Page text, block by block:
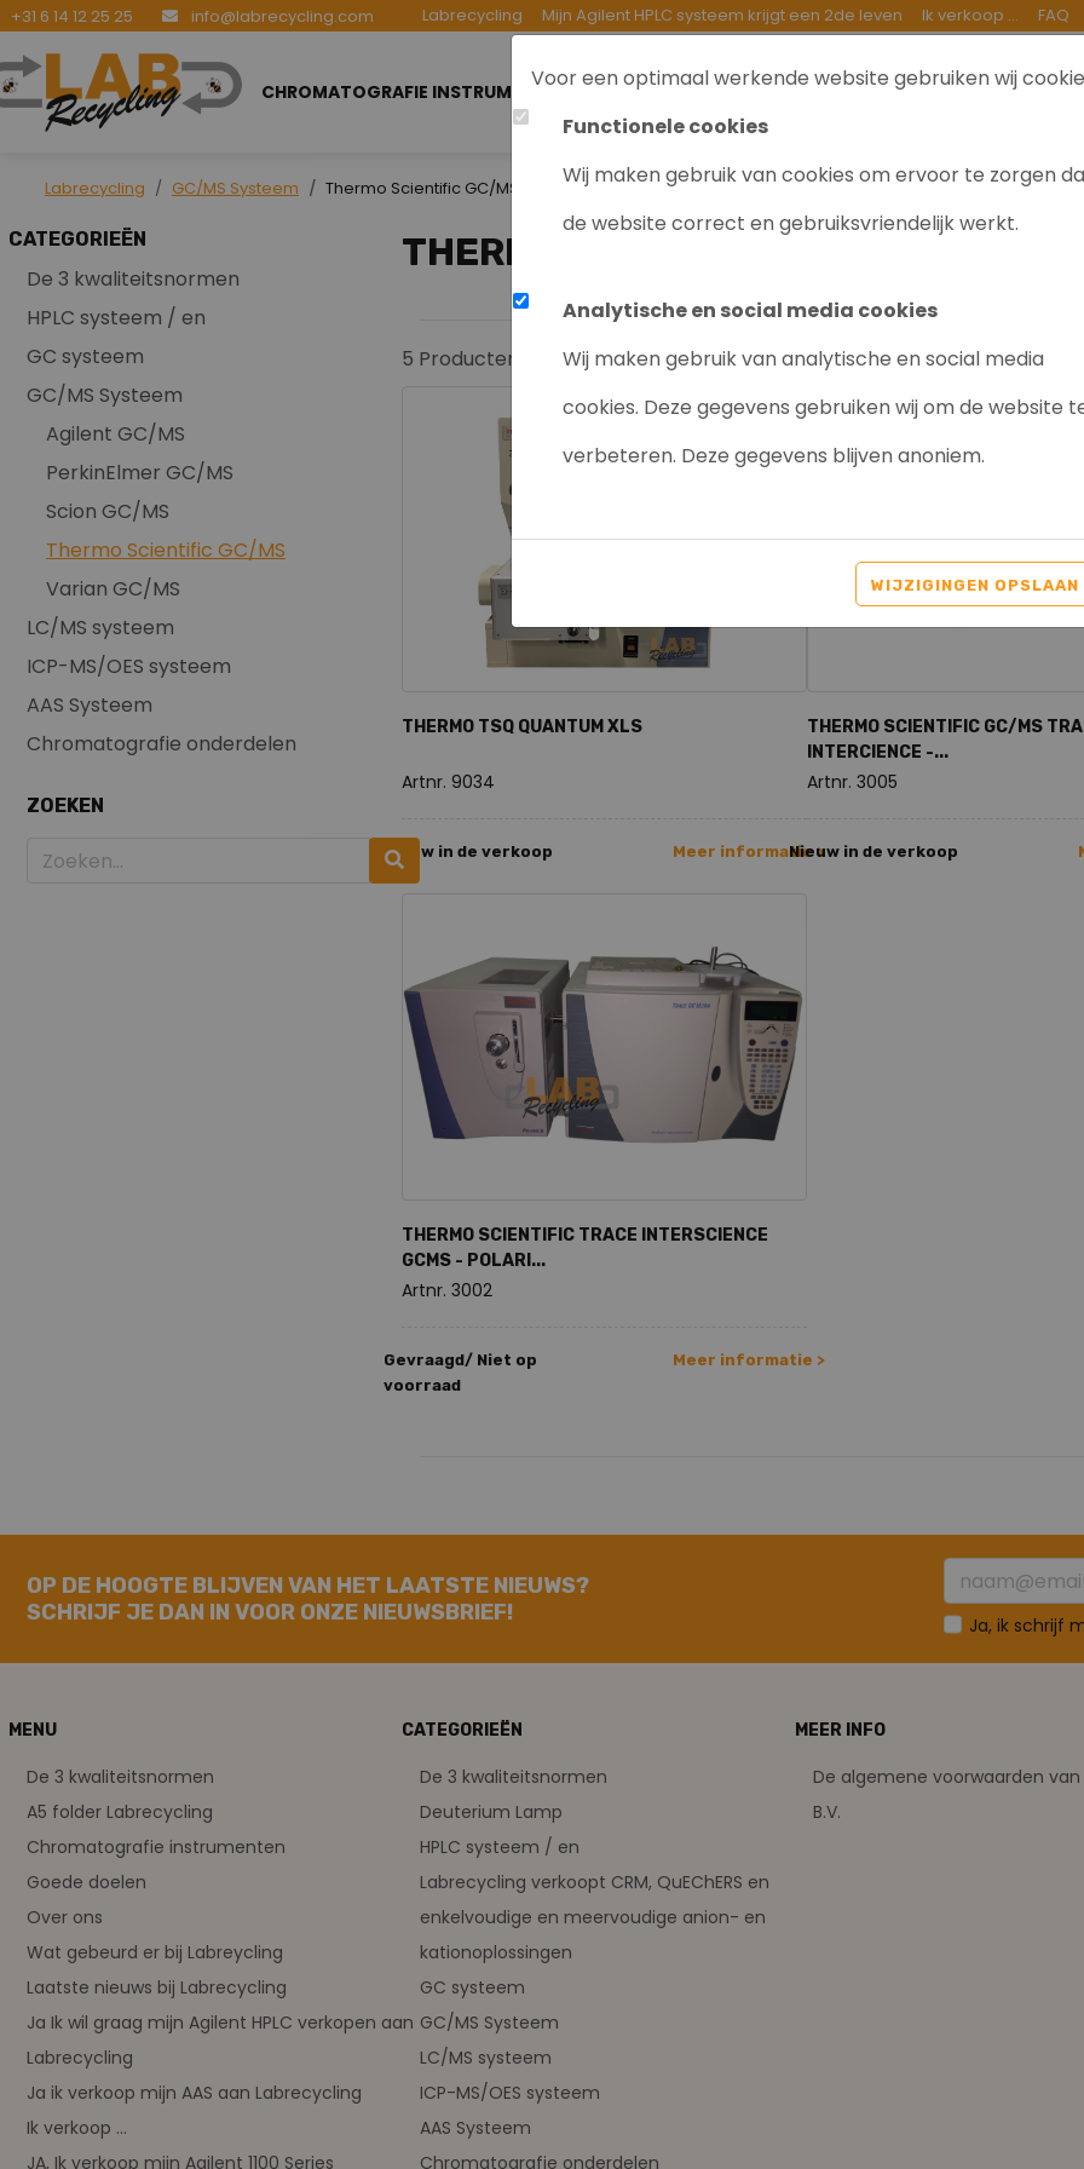
Voor een optimaal werkende website gebruiken wij
Functionele cookies
Wij maken gebruik van cookies om ervoor te zorgen
de website correct en gebruiksvriendelijk werkt.
Analytische en social media cookies
Wij maken gebruik van analytische en social media
cookies. Deze gegevens gebruiken wij om de website
verbeteren. Deze gegevens blijven anoniem.
WIJZIGINGEN OPSLAAN
+31 6 14 12 25 25 info@labrecycling.com Labrecycling Mijn Agilent HPLC systeem krijgt een 2de leven Ik verkoop ... FAQ
CHROMATOGRAFIE INSTRUMENTEN INKOOP GOEDE DOELEN OVER ONS
Labrecycling GC/MS Systeem Thermo Scientific GC/MS
THERMO SCIENTIFIC GC/MS
5 Producten gevonden
THERMO TSQ QUANTUM XLS
Artnr. 9034
Nieuw in de verkoop Meer informatie >
THERMO SCIENTIFIC GC/MS
INTERCIENCE -...
Artnr. 3005
Nieuw in de verkoop
THERMO SCIENTIFIC TRACE INTERSCIENCE
GCMS - POLARI...
Artnr. 3002
Gevraagd/ Niet op
voorraad
Meer informatie >
CATEGORIEËN
De 3 kwaliteitsnormen
HPLC systeem / en
GC systeem
GC/MS Systeem
Agilent GC/MS
PerkinElmer GC/MS
Scion GC/MS
Thermo Scientific GC/MS
Varian GC/MS
LC/MS systeem
ICP-MS/OES systeem
AAS Systeem
Chromatografie onderdelen
ZOEKEN
OP DE HOOGTE BLIJVEN VAN HET LAATSTE NIEUWS?
SCHRIJF JE DAN IN VOOR ONZE NIEUWSBRIEF!
Ja, ik schrijf
MENU
De 3 kwaliteitsnormen
A5 folder Labrecycling
Chromatografie instrumenten
Goede doelen
Over ons
Wat gebeurd er bij Labreycling
Laatste nieuws bij Labrecycling
Ja Ik wil graag mijn Agilent HPLC verkopen aan
Labrecycling
Ja ik verkoop mijn AAS aan Labrecycling
Ik verkoop ...
JA, Ik verkoop mijn Agilent 1100 Series
CATEGORIEËN
De 3 kwaliteitsnormen
Deuterium Lamp
HPLC systeem / en
Labrecycling verkoopt CRM, QuEChERS en
enkelvoudige en meervoudige anion- en
kationoplossingen
GC systeem
GC/MS Systeem
LC/MS systeem
ICP-MS/OES systeem
AAS Systeem
Chromatografie onderdelen
MEER INFO
De algemene voorwaarden
B.V.